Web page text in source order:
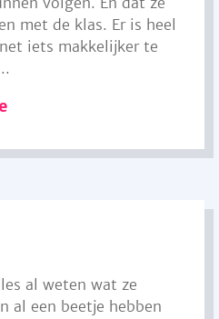
met de klas. Er is heel
iets makkelijker te
al weten wat ze
al een beetje hebben